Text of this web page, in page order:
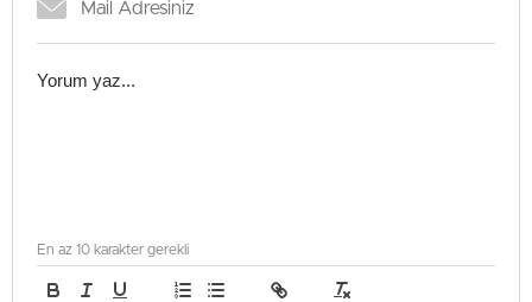
En az 10 karakter gerekli